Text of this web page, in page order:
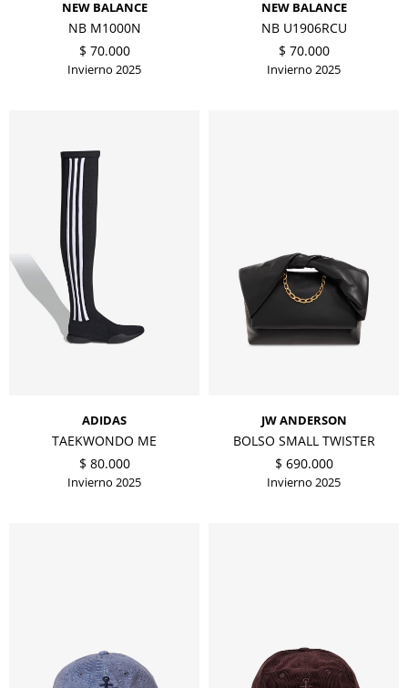
NEW BALANCE
NB M1000N
$ 70.000
Invierno 2025
NEW BALANCE
NB U1906RCU
$ 70.000
Invierno 2025
ADIDAS
TAEKWONDO ME
$ 80.000
Invierno 2025
JW ANDERSON
BOLSO SMALL TWISTER
$ 690.000
Invierno 2025